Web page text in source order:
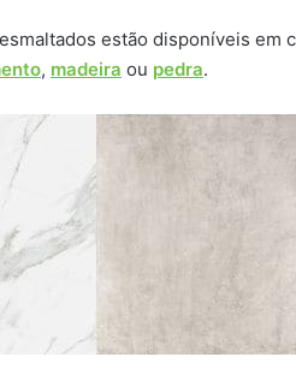
estão disponíveis em
, madeira ou pedra.